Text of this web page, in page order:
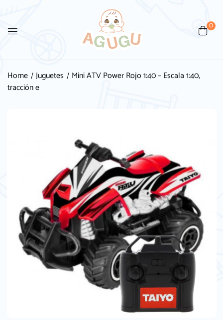
0
Home Juguetes
Mini ATV Power Rojo 1:40 – Escala 1:40,
tracción e